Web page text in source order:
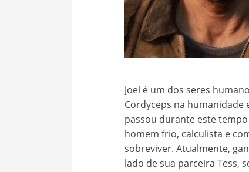
Joel é um dos seres
Cordyceps na humanidade
passou durante este
homem frio, calculista e
sobreviver. Atualmente,
lado de sua parceira Tess,